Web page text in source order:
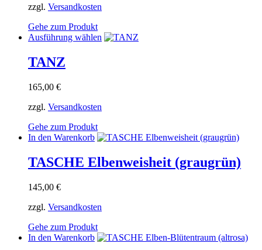
zzgl. Versandkosten
Gehe zum Produkt
Ausführung wählen Dieses
auf
der
gewählt
TANZ
165,00 €
zzgl. Versandkosten
Gehe zum Produkt
In den Warenkorb
TASCHE Elbenweisheit (graugrün)
145,00 €
zzgl. Versandkosten
Gehe zum Produkt
In den Warenkorb